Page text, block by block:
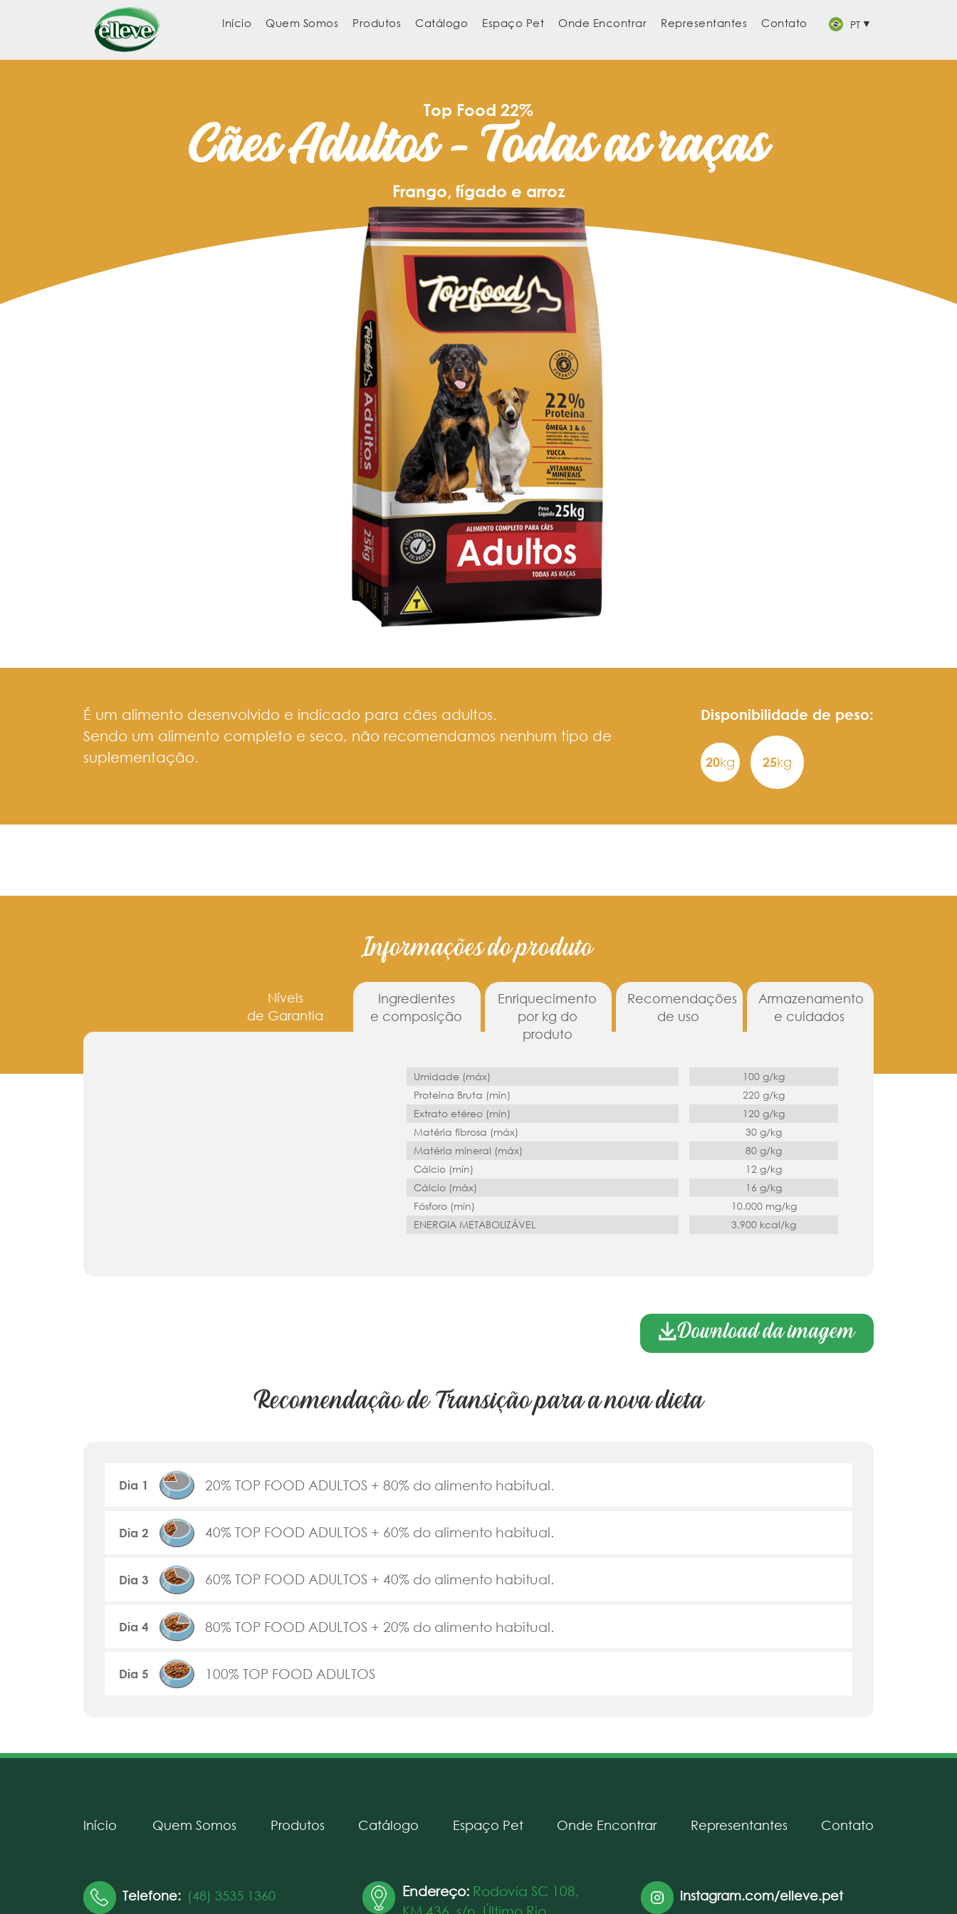
Início Quem Somos Produtos Catálogo Espaço Pet Onde Encontrar Representantes Contato PT
Top Food 22%
Cães Adultos - Todas as raças
Frango, fígado e arroz
É um alimento desenvolvido e indicado para cães adultos.
Sendo um alimento completo e seco, não recomendamos nenhum tipo de
suplementação.
Disponibilidade de peso:
20kg 25kg
Informações do produto
Níveis
de Garantia
Ingredientes
e composição
Enriquecimento
por kg do
produto
Recomendações
de uso
Armazenamento
e cuidados
Umidade (máx)
100 g/kg
Proteina Bruta (mín)
220 g/kg
Extrato etéreo (mín)
120 g/kg
Matéria fibrosa (máx)
30 g/kg
Matéria mineral (máx)
80 g/kg
Cálcio (mín)
12 g/kg
Cálcio (máx)
16 g/kg
Fósforo (mín)
10.000 mg/kg
ENERGIA METABOLIZÁVEL
3.900 kcal/kg
Download da imagem
Recomendação de Transição para a nova dieta
Dia 1 20% TOP FOOD ADULTOS + 80% do alimento habitual.
Dia 2 40% TOP FOOD ADULTOS + 60% do alimento habitual.
Dia 3 60% TOP FOOD ADULTOS + 40% do alimento habitual.
Dia 4 80% TOP FOOD ADULTOS + 20% do alimento habitual.
Dia 5 100% TOP FOOD ADULTOS
Início Quem Somos Produtos Catálogo Espaço Pet Onde Encontrar Representantes Contato
Telefone: (48) 3535 1360 Endereço:Rodovia SC 108,
KM 436, s/n, Último Rio,
instagram.com/elleve.pet